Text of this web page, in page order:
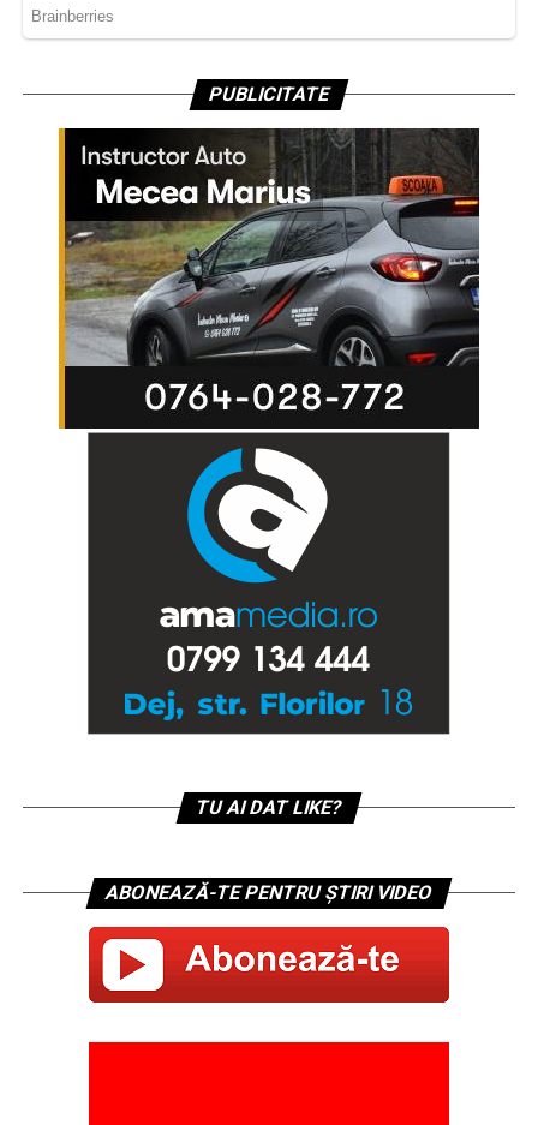
PUBLICITATE
TU AI DAT LIKE?
ABONEAZĂ-TE PENTRU ȘTIRI VIDEO